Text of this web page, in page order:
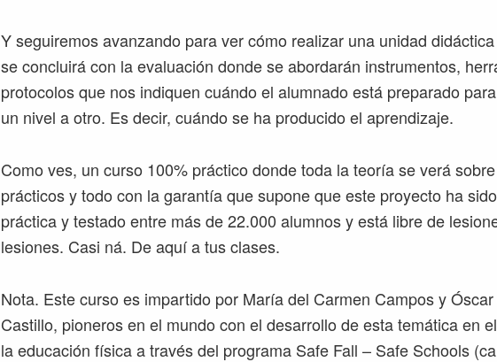
Y seguiremos avanzando para ver cómo realizar una unidad
se concluirá con la evaluación donde se abordarán instrumentos,
protocolos que nos indiquen cuándo el alumnado está preparado
un nivel a otro. Es decir, cuándo se ha producido el aprendizaje.
Como ves, un curso 100% práctico donde toda la teoría se verá
prácticos y todo con la garantía que supone que este proyecto ha
práctica y testado entre más de 22.000 alumnos y está libre de
lesiones. Casi ná. De aquí a tus clases.
Nota. Este curso es impartido por María del Carmen Campos y Óscar
Castillo, pioneros en el mundo con el desarrollo de esta temática en
la educación física a través del programa Safe Fall – Safe Schools